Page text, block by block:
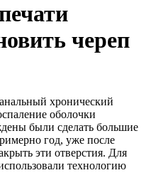
череп
хронический
оболочки
были сделать большие
год, уже после
эти отверстия. Для
технологию